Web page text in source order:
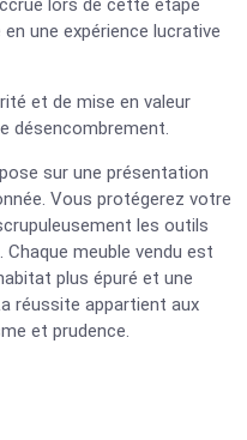
lors de cette étape
une expérience lucrative
et de mise en valeur
désencombrement.
sur une présentation
Vous protégerez votre
les outils
meuble vendu est
plus épuré et une
réussite appartient aux
et prudence.